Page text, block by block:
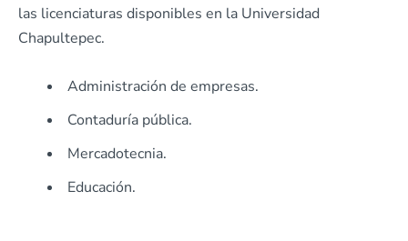
las licenciaturas disponibles en la Universidad
Chapultepec.
Administración de empresas.
Contaduría pública.
Mercadotecnia.
Educación.